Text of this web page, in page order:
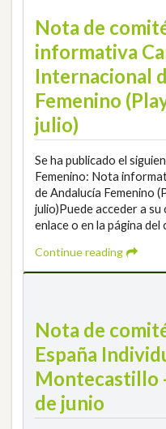
Nota de
informativa
Internacional
Femenino
julio)
Se ha publicado el
Femenino: Nota
de Andalucía Femenino
julio)Puede acceder a
enlace o en la página del
Continue reading
Nota de
España
Montecastillo
de junio